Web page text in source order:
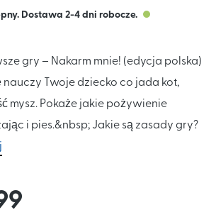
Dostawa 2-4 dni robocze.
gry – Nakarm mnie! (edycja polska)
Twoje dziecko co jada kot,
mysz. Pokaże jakie pożywienie
i pies.&nbsp; Jakie są zasady gry?